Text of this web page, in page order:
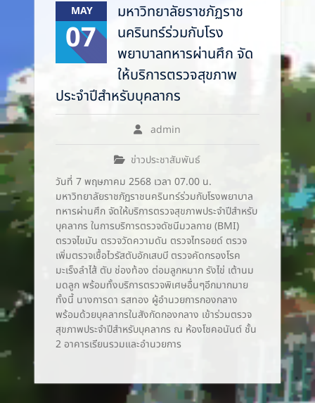
MAY
07
มหาวิทยาลัยราชภัฏราช
นครินทร์ร่วมกับโรง
พยาบาลทหารผ่านศึก จัด
ให้บริการตรวจสุขภาพ
ประจำปีสำหรับบุคลากร
admin
ข่าวประชาสัมพันธ์
วันที่ 7 พฤษภาคม 2568 เวลา 07.00 น.
มหาวิทยาลัยราชภัฏราชนครินทร์ร่วมกับโรงพยาบาล
ทหารผ่านศึก จัดให้บริการตรวจสุขภาพประจำปีสำหรับ
บุคลากร ในการบริการตรวจดัชนีมวลกาย (BMI)
ตรวจไขมัน ตรวจวัดความดัน ตรวจไทรอยด์ ตรวจ
เพิ่มตรวจเชื้อไวรัสตับอักเสบบี ตรวจคัดกรองโรค
มะเร็งลำไส้ ตับ ช่องท้อง ต่อมลูกหมาก รังไข่ เต้านม
มดลูก พร้อมทั้งบริการตรวจพิเศษอื่นๆอีกมากมาย
ทั้งนี้ นางการดา รสทอง ผู้อำนวยการกองกลาง
พร้อมด้วยบุคลากรในสังกัดกองกลาง เข้าร่วมตรวจ
สุขภาพประจำปีสำหรับบุคลากร ณ ห้องโชคอนันต์ ชั้น
2 อาคารเรียนรวมและอำนวยการ